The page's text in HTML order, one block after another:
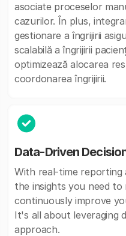
asociate proceselor
cazurilor. În plus,
gestionare a îngrijirii
scalabilă a îngrijirii
optimizează alocarea
coordonarea îngrijirii.
Data-Driven
With real-time reporting
the insights you need to
continuously improve
It's all about leveraging
approach.